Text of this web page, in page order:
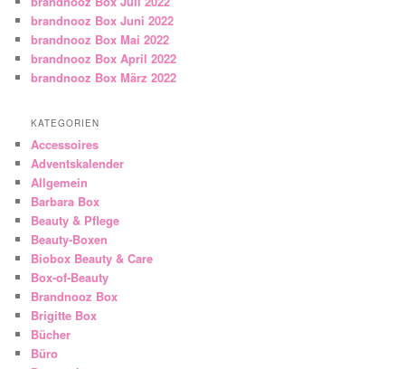
brandnooz Box Juni 2022
brandnooz Box Mai 2022
brandnooz Box April 2022
brandnooz Box März 2022
KATEGORIEN
Accessoires
Adventskalender
Allgemein
Barbara Box
Beauty & Pflege
Beauty-Boxen
Biobox Beauty & Care
Box-of-Beauty
Brandnooz Box
Brigitte Box
Bücher
Büro